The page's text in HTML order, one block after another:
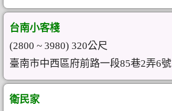
台南小客棧
(2800 ~ 3980) 320公尺
臺南市中西區府前路一段85巷2弄6號
衛民家